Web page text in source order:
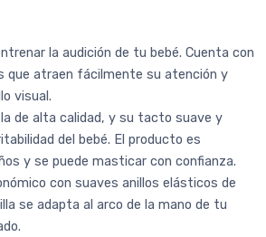
la audición de tu bebé. Cuenta con
que atraen fácilmente su atención y
visual.
de alta calidad, y su tacto suave y
del bebé. El producto es
y se puede masticar con confianza.
con suaves anillos elásticos de
se adapta al arco de la mano de tu